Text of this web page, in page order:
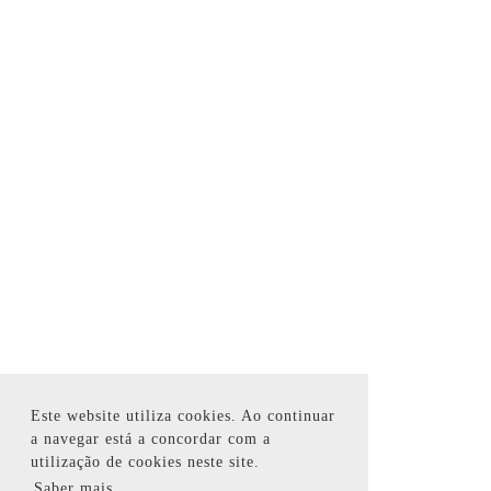
Este website utiliza cookies. Ao continuar
a navegar está a concordar com a
utilização de cookies neste site.